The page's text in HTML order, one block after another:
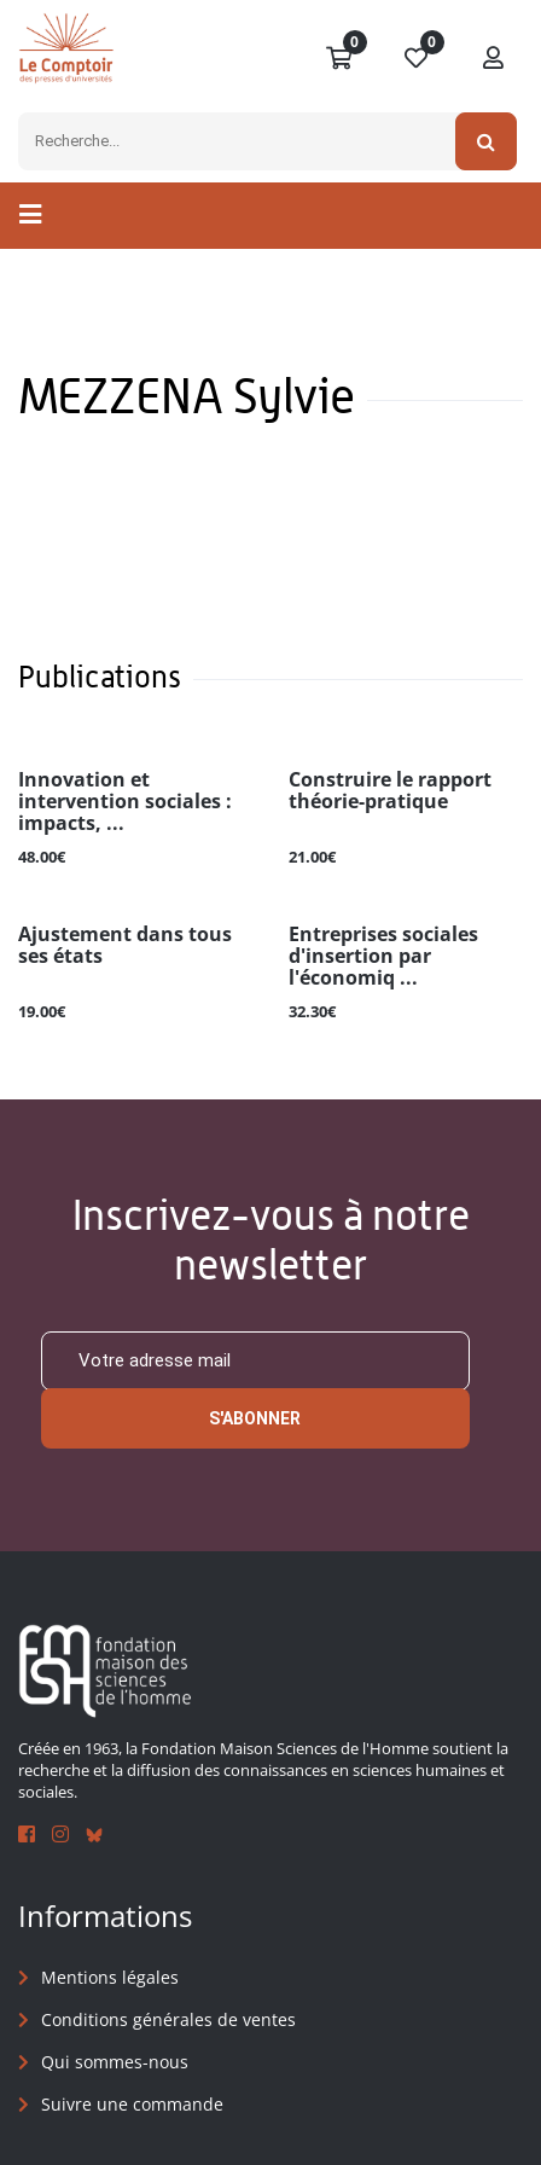
0 0
MEZZENA Sylvie
Publications
Innovation et
intervention sociales :
impacts, ...
48.00€
Construire le rapport
théorie-pratique
21.00€
Ajustement dans tous
ses états
19.00€
Entreprises sociales
d'insertion par
l'économiq ...
32.30€
Inscrivez-vous à notre
newsletter
S'ABONNER
Créée en 1963, la Fondation Maison Sciences de l'Homme soutient la
recherche et la diffusion des connaissances en sciences humaines et
sociales.
Informations
Mentions légales
Conditions générales de ventes
Qui sommes-nous
Suivre une commande